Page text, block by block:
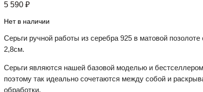
5 590 ₽
Нет в наличии
Серьги ручной работы из серебра 925 в матовой
2,8см.
Серьги являются нашей базовой моделью и
поэтому так идеально сочетаются между собой и
обработки.